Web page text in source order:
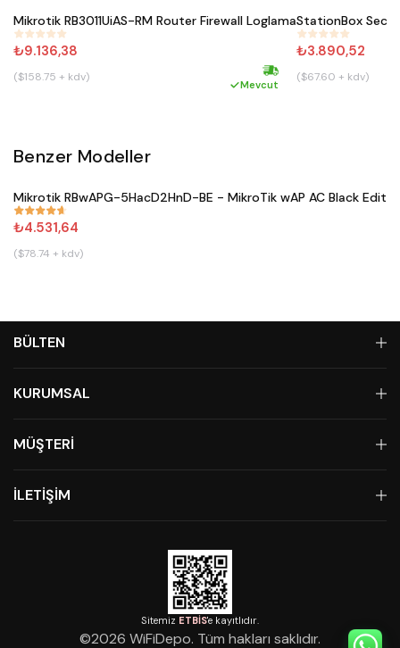
#234
Mikrotik RB3011UiAS-RM Router Firewall Loglama
₺9.136,38
($158.75 + kdv) Hızlı kargo
Mevcut
#485
₺3.890,52
($67.60 + kdv)
Benzer Modeller
#671
Mikrotik RBwAPG-5HacD2HnD-BE - MikroTik wAP AC Black
₺4.531,64
($78.74 + kdv)
BÜLTEN
KURUMSAL
MÜŞTERİ
İLETİŞİM
Sitemiz ETBİS'e kayıtlıdır.
©2026 WiFiDepo. Tüm hakları saklıdır.